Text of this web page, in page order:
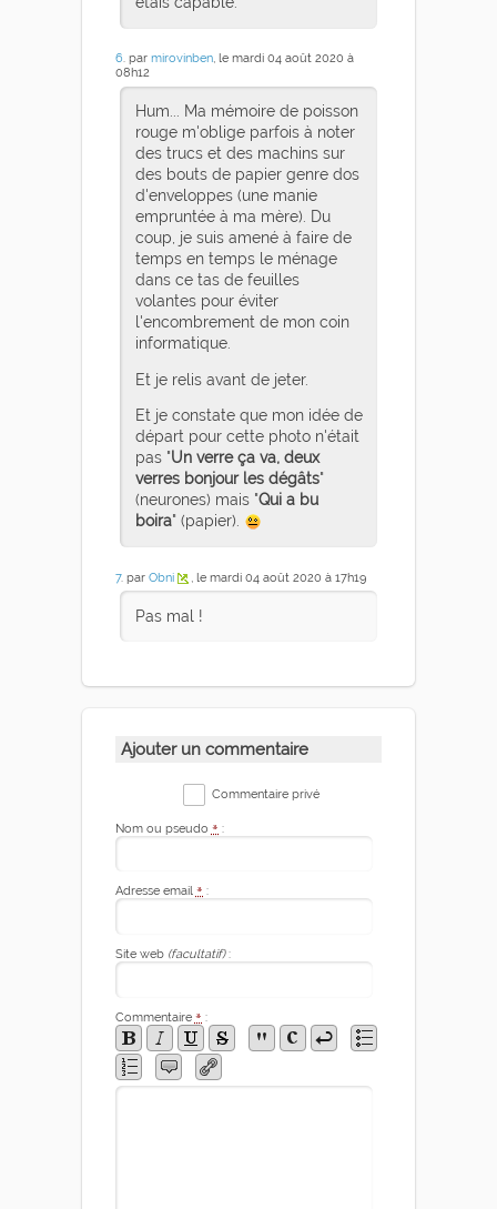
6. par mirovinben, le mardi 04 août 2020 à
08h12
Hum... Ma mémoire de poisson
rouge m'oblige parfois à noter
des trucs et des machins sur
des bouts de papier genre dos
d'enveloppes (une manie
empruntée à ma mère). Du
coup, je suis amené à faire de
temps en temps le ménage
dans ce tas de feuilles
volantes pour éviter
l'encombrement de mon coin
informatique.
Et je relis avant de jeter.
Et je constate que mon idée de
départ pour cette photo n'était
pas "Un verre ça va, deux
verres bonjour les dégâts"
(neurones) mais "Qui a bu
boira" (papier).
7. par Obni , le mardi 04 août 2020 à 17h19
Pas mal !
Ajouter un commentaire
Commentaire privé
Nom ou pseudo * :
Adresse email * :
Site web (facultatif):
Commentaire * :